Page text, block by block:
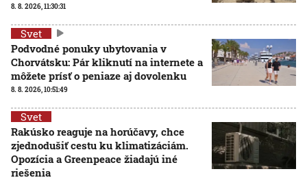
8. 8. 2026, 11:30:31
Svet
Podvodné ponuky ubytovania v
Chorvátsku: Pár kliknutí na internete a
môžete prísť o peniaze aj dovolenku
8. 8. 2026, 10:51:49
Svet
Rakúsko reaguje na horúčavy, chce
zjednodušiť cestu ku klimatizáciám.
Opozícia a Greenpeace žiadajú iné
riešenia